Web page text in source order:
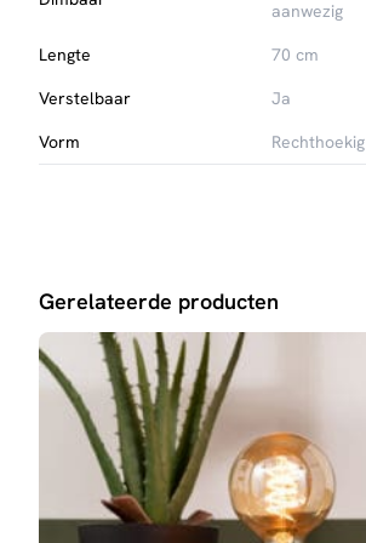
aanwezig
Lengte
70 cm
Verstelbaar
Ja
Vorm
Rechthoekig
Gerelateerde producten